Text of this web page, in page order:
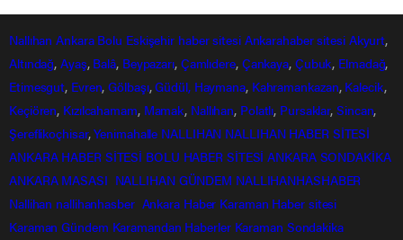
Nallıhan Ankara Bolu Eskişehir haber sitesi Ankarahabersitesi Akyurt,
Altındağ,Ayaş, Balâ, Beypazarı, Çamlıdere, Çankaya, Çubuk, Elmadağ,
Etimesgut, Evren,Gölbaşı,Güdül, Haymana, Kahramankazan, Kalecik,
Keçiören, Kızılcahamam, Mamak, Nallıhan, Polatlı, Pursaklar,Sincan,
Şereflikoçhisar,Yenimahalle NALLIHAN NALLIHAN HABER SİTESİ
ANKARA HABER SİTESİ BOLU HABER SİTESİ ANKARA SONDAKİKA
ANKARA MASASI NALLIHAN GÜNDEM NALLIHANHASHABER
Nallihan nallihanhasber Ankara Haber Karaman Haber sitesi
Karaman Gündem Karamandan Haberler Karaman Sondakika